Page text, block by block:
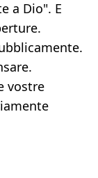
a Dio". E
vostre